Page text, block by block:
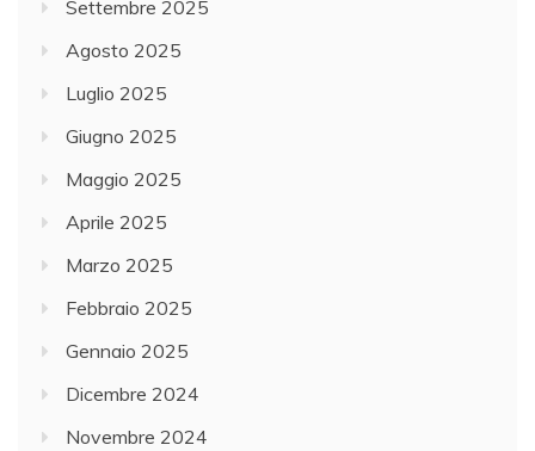
Settembre 2025
Agosto 2025
Luglio 2025
Giugno 2025
Maggio 2025
Aprile 2025
Marzo 2025
Febbraio 2025
Gennaio 2025
Dicembre 2024
Novembre 2024